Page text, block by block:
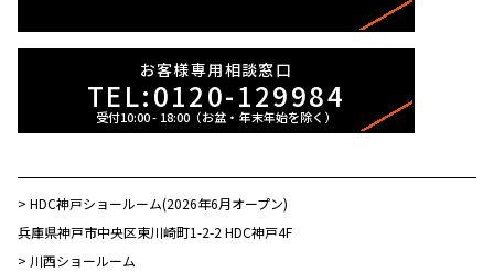
お客様専用相談窓口
TEL:0120-129984
> HDC神戸ショールーム(2026年6月オープン)
兵庫県神戸市中央区東川崎町1-2-2 HDC神戸4F
> 川西ショールーム